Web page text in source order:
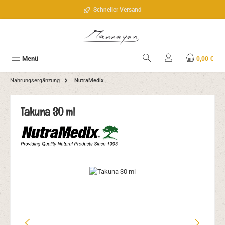
Schneller Versand
Menü 0,00 €
Nahrungsergänzung NutraMedix
Takuna 30 ml
Bildergalerie überspringen